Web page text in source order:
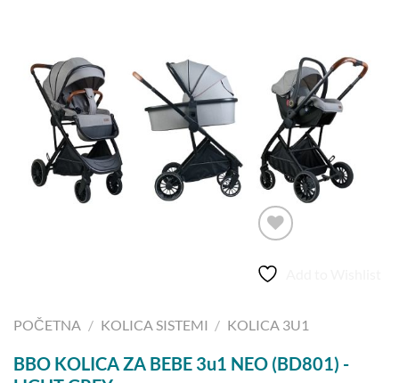
POČETNA / KOLICA SISTEMI / KOLICA 3U1
BBO KOLICA ZA BEBE 3u1 NEO (BD801) -